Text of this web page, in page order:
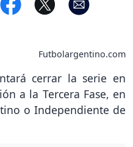
Futbolargentino.com
cerrar la serie en
a la Tercera Fase, en
o Independiente de